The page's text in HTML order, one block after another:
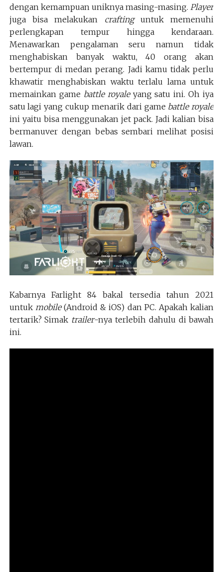
dengan kemampuan uniknya masing-masing. Player
juga bisa melakukan craftinguntuk memenuhi
perlengkapan tempur hingga kendaraan.
Menawarkan pengalaman seru namun tidak
menghabiskan banyak waktu, 40 orang akan
bertempur di medan perang. Jadi kamu tidak perlu
khawatir menghabiskan waktu terlalu lama untuk
memainkan game battle royaleyang satu ini. Oh iya
satu lagi yang cukup menarik dari game battle royale
ini yaitu bisa menggunakan jet pack. Jadi kalian bisa
bermanuver dengan bebas sembari melihat posisi
lawan.
Kabarnya Farlight 84 bakal tersedia tahun 2021
untuk mobile(Android & iOS) dan PC. Apakah kalian
tertarik? Simak trailer-nya terlebih dahulu di bawah
ini.